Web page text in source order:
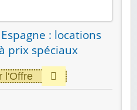
: locations
prix spéciaux
l'Offre